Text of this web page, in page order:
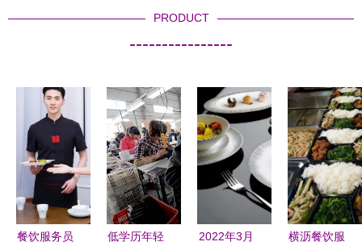
PRODUCT
----------------
餐饮服务员
低学历年轻
2022年3月
横沥餐饮服